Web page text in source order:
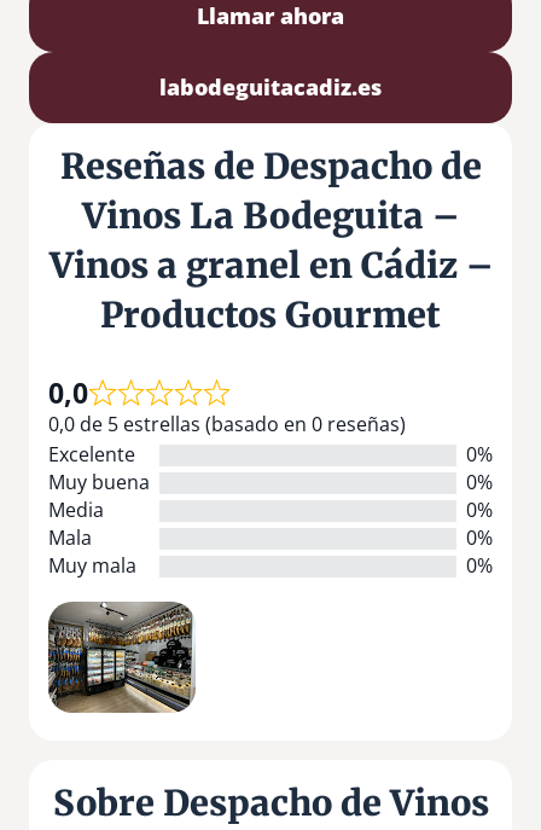
Llamar ahora
labodeguitacadiz.es
Reseñas de Despacho de
Vinos La Bodeguita –
Vinos a granel en Cádiz –
Productos Gourmet
0,0
0,0 de 5 estrellas (basado en 0 reseñas)
Excelente
0%
Muy buena
0%
Media
0%
Mala
0%
Muy mala
0%
Sobre Despacho de Vinos